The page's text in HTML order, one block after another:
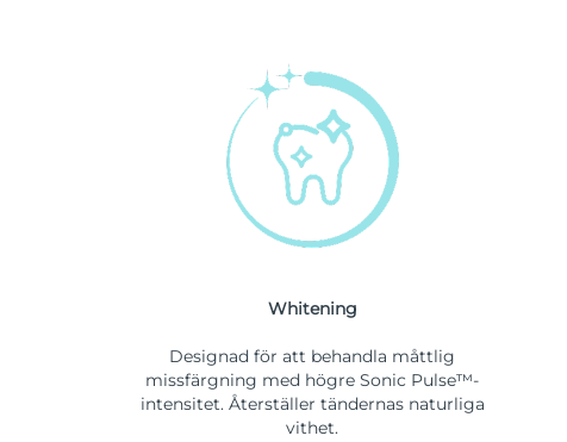
Whitening
Designad för att behandla måttlig
missfärgning med högre Sonic Pulse™-
intensitet. Återställer tändernas naturliga
vithet.